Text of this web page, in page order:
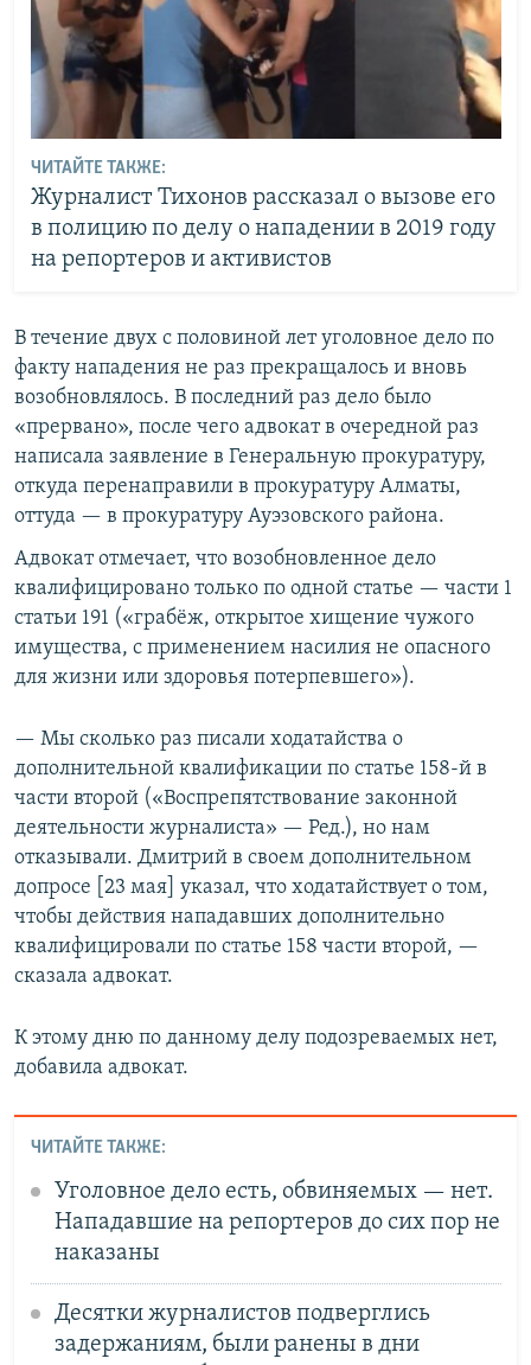
ЧИТАЙТЕ ТАКЖЕ:
Журналист Тихонов рассказал о вызове его
в полицию по делу о нападении в 2019 году
на репортеров и активистов
В течение двух с половиной лет уголовное дело по
факту нападения не раз прекращалось и вновь
возобновлялось. В последний раз дело было
«прервано», после чего адвокат в очередной раз
написала заявление в Генеральную прокуратуру,
откуда перенаправили в прокуратуру Алматы,
оттуда — в прокуратуру Ауэзовского района.
Адвокат отмечает, что возобновленное дело
квалифицировано только по одной статье — части 1
статьи 191 («грабёж, открытое хищение чужого
имущества, с применением насилия не опасного
для жизни или здоровья потерпевшего»).
— Мы сколько раз писали ходатайства о
дополнительной квалификации по статье 158-й в
части второй («Воспрепятствование законной
деятельности журналиста» — Ред.), но нам
отказывали. Дмитрий в своем дополнительном
допросе [23 мая] указал, что ходатайствует о том,
чтобы действия нападавших дополнительно
квалифицировали по статье 158 части второй, —
сказала адвокат.
К этому дню по данному делу подозреваемых нет,
добавила адвокат.
ЧИТАЙТЕ ТАКЖЕ:
Уголовное дело есть, обвиняемых — нет.
Нападавшие на репортеров до сих пор не
наказаны
Десятки журналистов подверглись
задержаниям, были ранены в дни